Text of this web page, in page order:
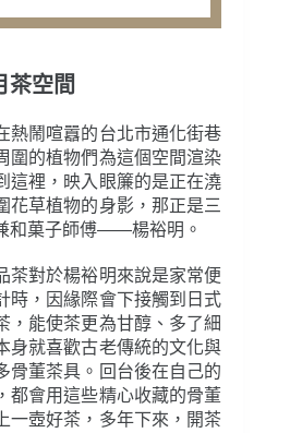
茶空間
熱鬧喧囂的台北市通化街巷
圍的植物們為這個空間渲染
這裡，映入眼簾的是正在澆
花草植物的身影，那正是三
和菓子師傅——楊裕明。
茶對於楊裕明來說是家常便
時，因緣際會下接觸到日式
，能使茶更為甘醇、多了細
身就喜歡古老傳統的文化與
骨董茶具。回台後在自己的
都會用這些精心收藏的骨董
一壺好茶，多年下來，開茶